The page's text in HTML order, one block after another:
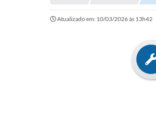
Atualizado em: 10/03/2026 às 13h42